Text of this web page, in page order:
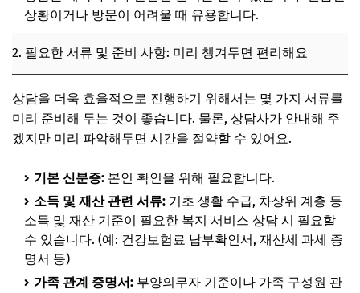
상황이거나 방문이 어려울 때 유용합니다.
2. 필요한 서류 및 준비 사항: 미리 챙겨두면 편리해요
상담을 더욱 효율적으로 진행하기 위해서는 몇 가지 서류를
미리 준비해 두는 것이 좋습니다. 물론, 상담사가 안내해 주
겠지만 미리 파악해두면 시간을 절약할 수 있어요.
기본 신분증: 본인 확인을 위해 필요합니다.
소득 및 재산 관련 서류: 기초 생활 수급, 차상위 계층 등
소득 및 재산 기준이 필요한 복지 서비스 상담 시 필요할
수 있습니다. (예: 건강보험료 납부확인서, 재산세 과세 증
명서 등)
가족 관계 증명서: 부양의무자 기준이나 가족 구성원 관